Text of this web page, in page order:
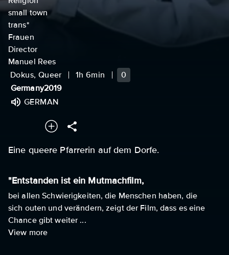
small town
trans*
Frauen
Director
Manuel Rees
Dokus, Queer
1h 6min
0
Germany2019
GERMAN
Eine queere Pfarrerin auf dem Dorfe.
"Entstanden ist ein Mutmachfilm,
bei allen Schwierigkeiten, die Menschen haben, die
sich outen und verändern, zeigt der Film, dass es eine
Chance gibt weiter ...
View more